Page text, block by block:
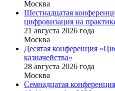
Москва
Шестнадцатая
цифровизация на
21 августа 2026 года
Москва
Десятая конференция
казначейства»
28 августа 2026 года
Москва
Семнадцатая